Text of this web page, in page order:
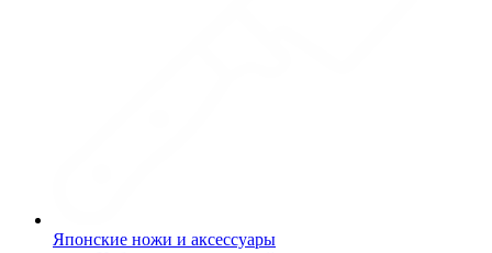
Японские ножи и аксессуары